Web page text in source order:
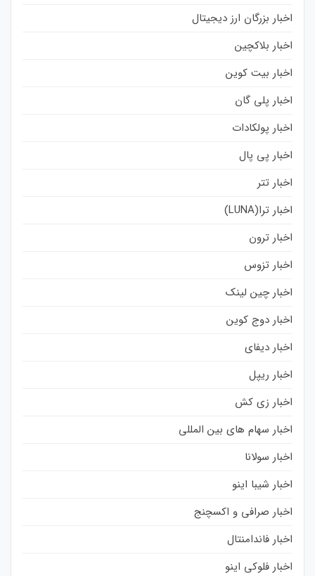
اخبار بزرگان ارز دیجیتال
اخبار بلاکچین
اخبار بیت کوین
اخبار پلی گان
اخبار پولکادات
اخبار پی پال
اخبار تتر
اخبار ترا(LUNA)
اخبار ترون
اخبار تزوس
اخبار چین لینک
اخبار دوج کوین
اخبار دیفای
اخبار ریپل
اخبار زی کش
اخبار سهام های بین المللی
اخبار سولانا
اخبار شیبا اینو
اخبار صرافی و اکسچنج
اخبار فاندامنتال
اخبار فلوکی اینو